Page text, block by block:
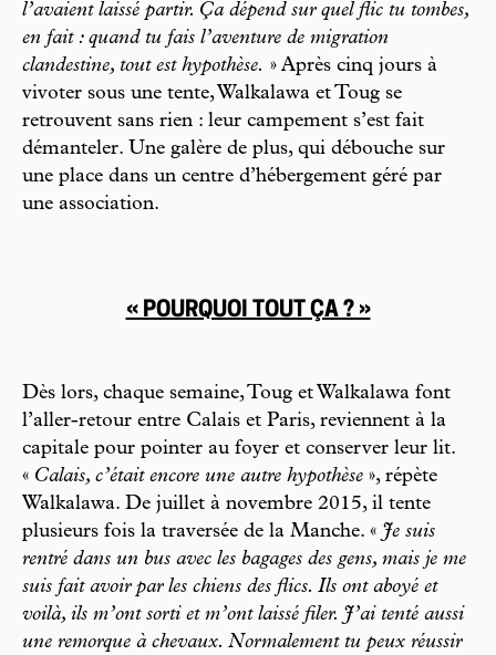
l’avaient laissé partir. Ça dépend sur quel flic tu tombes,
en fait : quand tu fais l’aventure de migration
clandestine, tout est hypothèse. » Après cinq jours à
vivoter sous une tente, Walkalawa et Toug se
retrouvent sans rien : leur campement s’est fait
démanteler. Une galère de plus, qui débouche sur
une place dans un centre d’hébergement géré par
une association.
« POURQUOI TOUT ÇA ? »
Dès lors, chaque semaine, Toug et Walkalawa font
l’aller-retour entre Calais et Paris, reviennent à la
capitale pour pointer au foyer et conserver leur lit.
« Calais, c’était encore une autre hypothèse », répète
Walkalawa. De juillet à novembre 2015, il tente
plusieurs fois la traversée de la Manche. « Je suis
rentré dans un bus avec les bagages des gens, mais je me
suis fait avoir par les chiens des flics. Ils ont aboyé et
voilà, ils m’ont sorti et m’ont laissé filer. J’ai tenté aussi
une remorque à chevaux. Normalement tu peux réussir